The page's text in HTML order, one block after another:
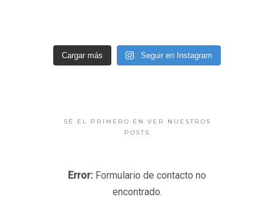
Cargar más Seguir en Instagram
SÉ EL PRIMERO EN VER NUESTROS
POSTS
Error: Formulario de contacto no
encontrado.